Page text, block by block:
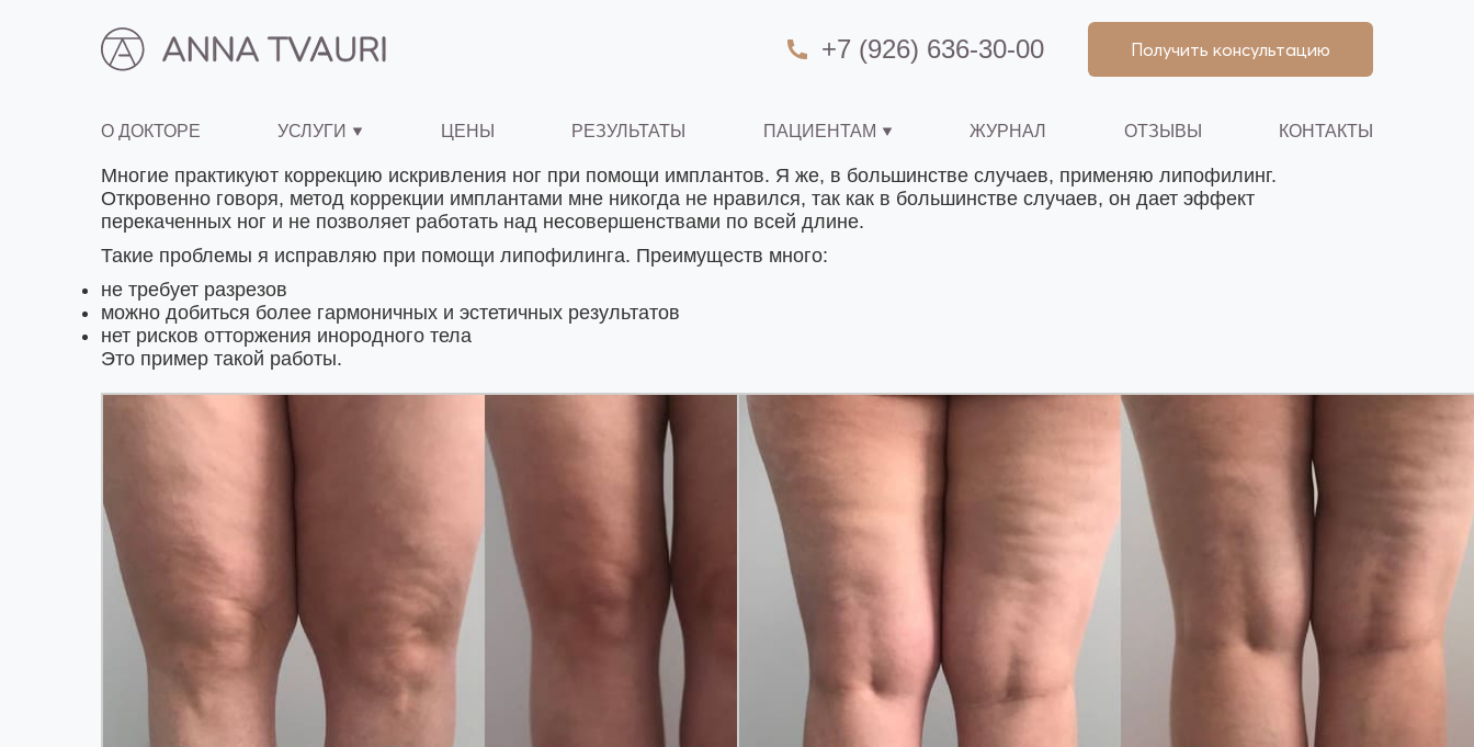
+7 (926) 636-30-00 Получить консультацию
О ДОКТОРЕ УСЛУГИ ЦЕНЫ РЕЗУЛЬТАТЫ ПАЦИЕНТАМ ЖУРНАЛ ОТЗЫВЫ КОНТАКТЫ
Многие практикуют коррекцию искривления ног при помощи имплантов. Я же, в большинстве случаев, применяю липофилинг.
Откровенно говоря, метод коррекции имплантами мне никогда не нравился, так как в большинстве случаев, он дает эффект
перекаченных ног и не позволяет работать над несовершенствами по всей длине.
Такие проблемы я исправляю при помощи липофилинга. Преимуществ много:
не требует разрезов
можно добиться более гармоничных и эстетичных результатов
нет рисков отторжения инородного тела
Это пример такой работы.